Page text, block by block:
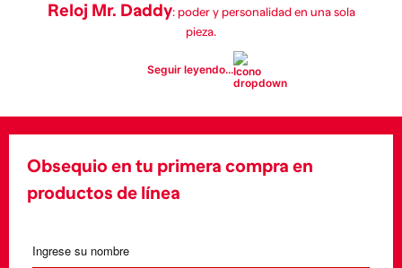
Reloj Mr. Daddy: poder y personalidad en una sola
pieza.
Reloj DZ2198 Vert: minimalismo con firmeza.
Seguir leyendo...
Obsequio en tu primera compra en
productos de línea